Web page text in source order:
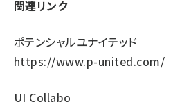
関連リンク
ポテンシャルユナイテッド
https://www.p-united.com/
UI Collabo